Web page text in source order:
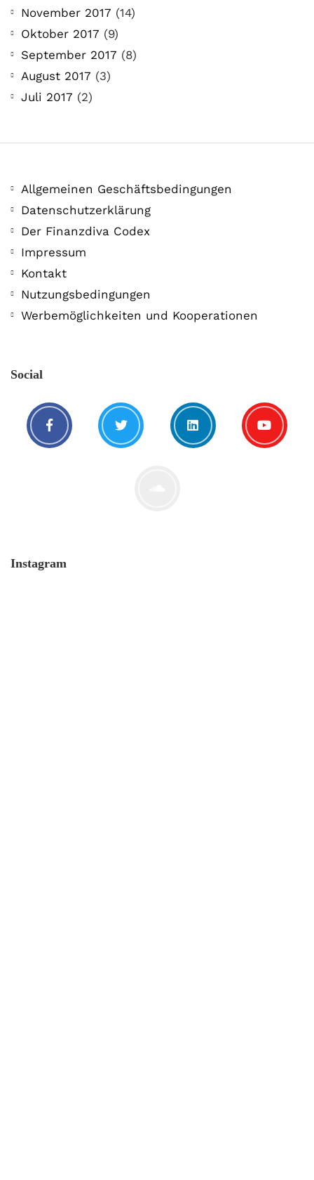
November 2017 (14)
Oktober 2017 (9)
September 2017 (8)
August 2017 (3)
Juli 2017 (2)
Allgemeinen Geschäftsbedingungen
Datenschutzerklärung
Der Finanzdiva Codex
Impressum
Kontakt
Nutzungsbedingungen
Werbemöglichkeiten und Kooperationen
Social
Instagram